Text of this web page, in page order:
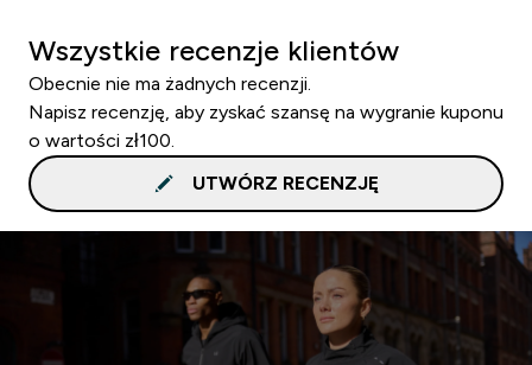
Wszystkie recenzje klientów
Obecnie nie ma żadnych recenzji.
Napisz recenzję, aby zyskać szansę na wygranie kuponu
o wartości zł100.
UTWÓRZ RECENZJĘ